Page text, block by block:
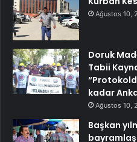
Ağustos 10,
Doruk
Tabii
kadar
Ağustos 10,
Başkan